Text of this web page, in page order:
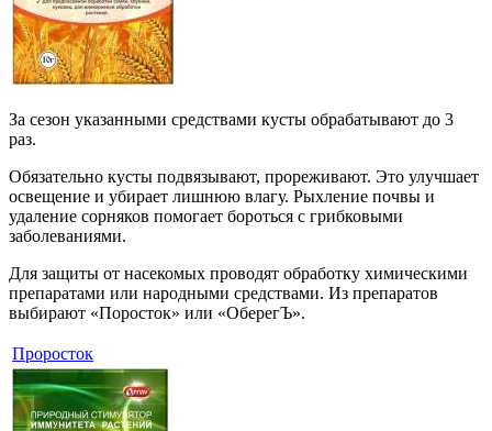
За сезон указанными средствами кусты обрабатывают до 3
раз.
Обязательно кусты подвязывают, прореживают. Это улучшает
освещение и убирает лишнюю влагу. Рыхление почвы и
удаление сорняков помогает бороться с грибковыми
заболеваниями.
Для защиты от насекомых проводят обработку химическими
препаратами или народными средствами. Из препаратов
выбирают «Поросток» или «ОберегЪ».
Проросток